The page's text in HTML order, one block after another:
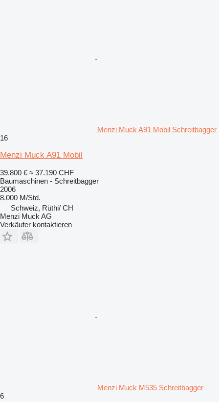
Menzi Muck A91 Mobil Schreitbagger
16
Menzi Muck A91 Mobil
39.800 € ≈ 37.190 CHF
Baumaschinen - Schreitbagger
2006
8.000 M/Std.
Schweiz, Rüthi/ CH
Menzi Muck AG
Verkäufer kontaktieren
Menzi Muck M535 Schreitbagger
6